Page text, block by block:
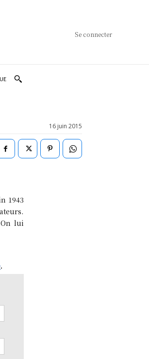
Se connecter
16 juin 2015
1943
lui
.